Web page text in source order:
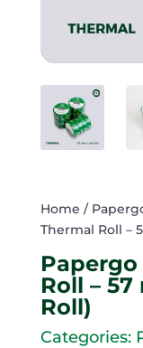
Home /
Thermal Roll –
Roll –
Roll)
Categories: